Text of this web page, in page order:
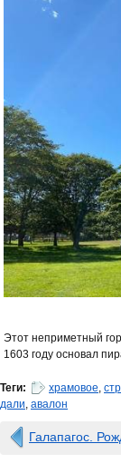
Этот неприметный
1603 году основал
Теги: храмовое,
дали, авалон
Галапагос.